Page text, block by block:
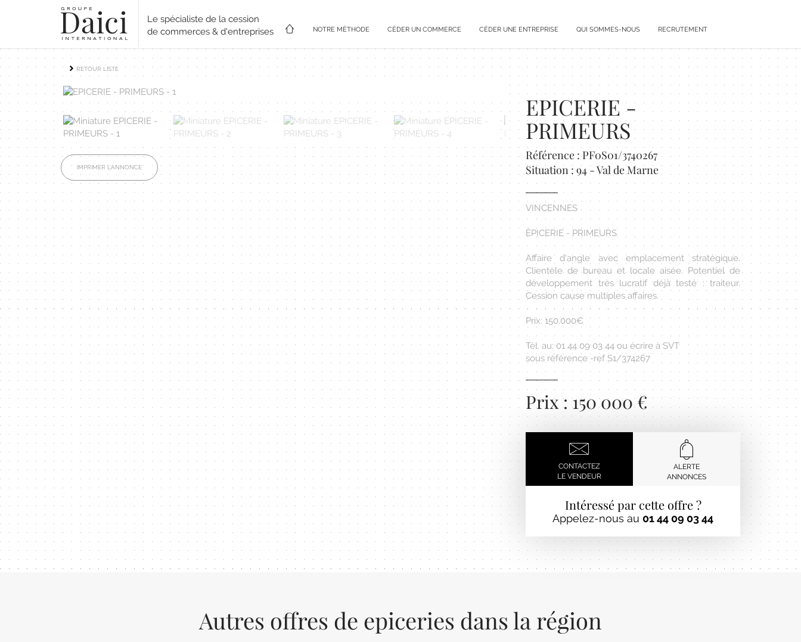
Le spécialiste de la cession
de commerces & d'entreprises
NOTRE MÉTHODE CÉDER UN COMMERCE CÉDER UNE ENTREPRISE QUI SOMMES-NOUS RECRUTEMENT
RETOUR LISTE
IMPRIMER L'ANNONCE
EPICERIE -
PRIMEURS
Référence : PF0S01/3740267
Situation : 94 - Val de Marne
VINCENNES
ÉPICERIE - PRIMEURS
Affaire d'angle avec emplacement stratégique.
Clientèle de bureau et locale aisée. Potentiel de
développement très lucratif déjà testé : traiteur.
Cession cause multiples affaires.
Prix: 150.000€
Tél. au: 01 44 09 03 44 ou écrire à SVT
sous référence -ref S1/374267
Prix : 150 000 €
CONTACTEZ
LE VENDEUR
ALERTE
ANNONCES
Intéressé par cette offre ?
Appelez-nous au 01 44 09 03 44
Autres offres de epiceries dans la région